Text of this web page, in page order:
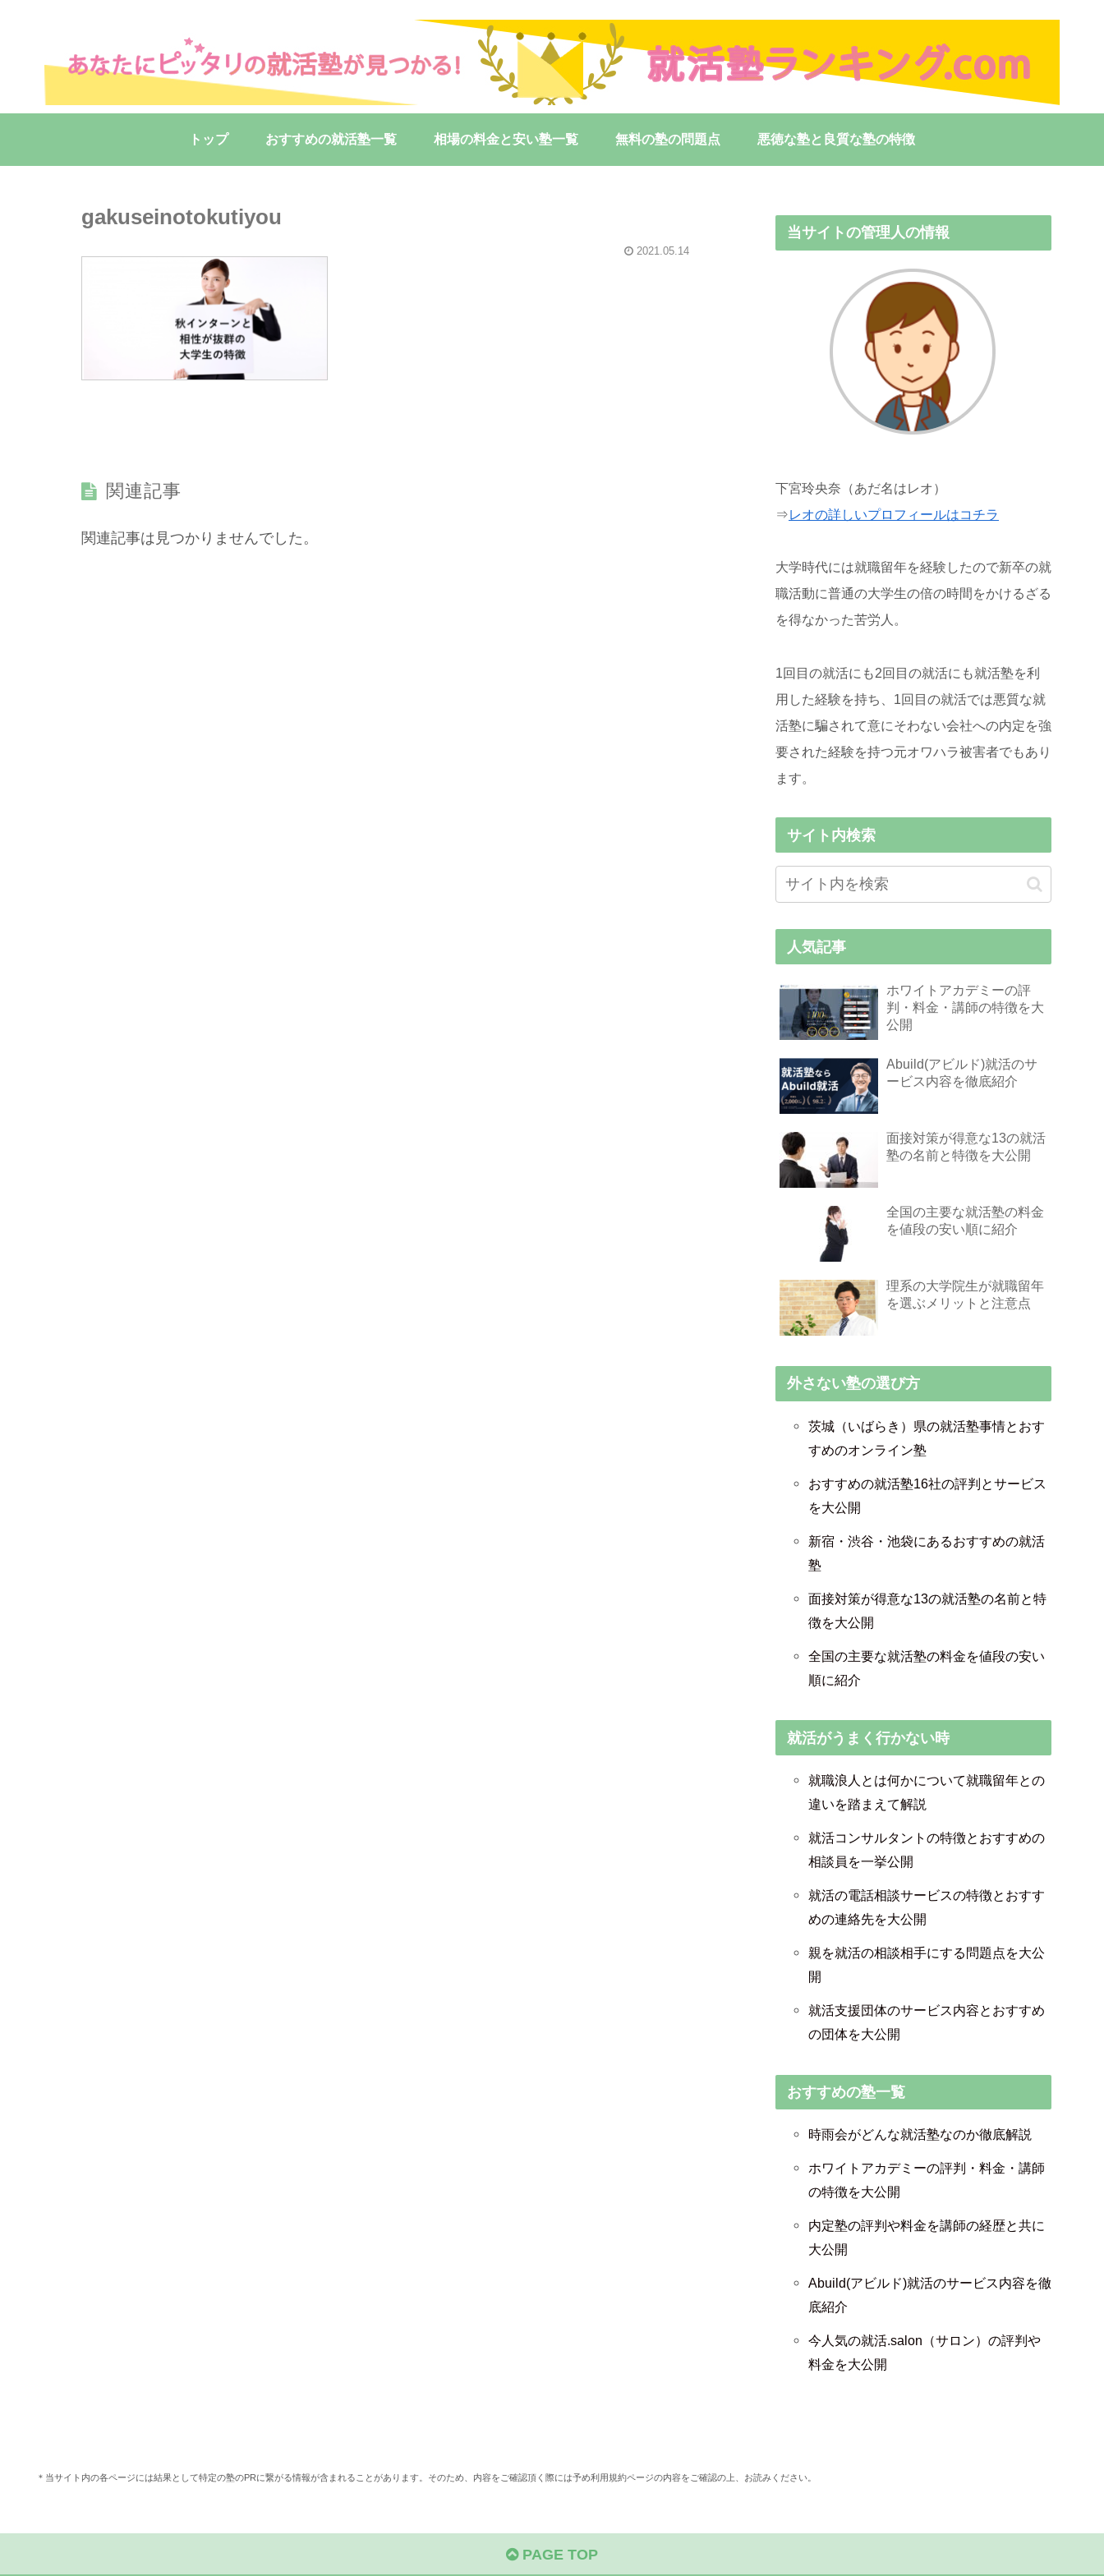
トップ おすすめの就活塾一覧 相場の料金と安い塾一覧 無料の塾の問題点 悪徳な塾と良質な塾の特徴
gakuseinotokutiyou
2021.05.14
関連記事
関連記事は見つかりませんでした。
当サイトの管理人の情報
下宮玲央奈（あだ名はレオ）
⇒レオの詳しいプロフィールはコチラ
大学時代には就職留年を経験したので新卒の就
職活動に普通の大学生の倍の時間をかけるざる
を得なかった苦労人。
1回目の就活にも2回目の就活にも就活塾を利
用した経験を持ち、1回目の就活では悪質な就
活塾に騙されて意にそわない会社への内定を強
要された経験を持つ元オワハラ被害者でもあり
ます。
サイト内検索
人気記事
ホワイトアカデミーの評
判・料金・講師の特徴を大
公開
Abuild(アビルド)就活のサ
ービス内容を徹底紹介
面接対策が得意な13の就活
塾の名前と特徴を大公開
全国の主要な就活塾の料金
を値段の安い順に紹介
理系の大学院生が就職留年
を選ぶメリットと注意点
外さない塾の選び方
茨城（いばらき）県の就活塾事情とおす
すめのオンライン塾
おすすめの就活塾16社の評判とサービス
を大公開
新宿・渋谷・池袋にあるおすすめの就活
塾
面接対策が得意な13の就活塾の名前と特
徴を大公開
全国の主要な就活塾の料金を値段の安い
順に紹介
就活がうまく行かない時
就職浪人とは何かについて就職留年との
違いを踏まえて解説
就活コンサルタントの特徴とおすすめの
相談員を一挙公開
就活の電話相談サービスの特徴とおすす
めの連絡先を大公開
親を就活の相談相手にする問題点を大公
開
就活支援団体のサービス内容とおすすめ
の団体を大公開
おすすめの塾一覧
時雨会がどんな就活塾なのか徹底解説
ホワイトアカデミーの評判・料金・講師
の特徴を大公開
内定塾の評判や料金を講師の経歴と共に
大公開
Abuild(アビルド)就活のサービス内容を徹
底紹介
今人気の就活.salon（サロン）の評判や
料金を大公開
＊当サイト内の各ページには結果として特定の塾のPRに繋がる情報が含まれることがあります。そのため、内容をご確認頂く際には予め利用規約ページの内容をご確認の上、お読みください。
PAGE TOP